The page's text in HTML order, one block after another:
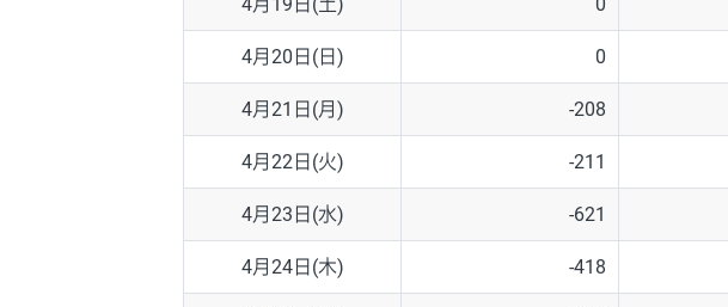
4月20日(日) 0
4月21日(月) -208
4月22日(火) -211
4月23日(水) -621
4月24日(木) -418